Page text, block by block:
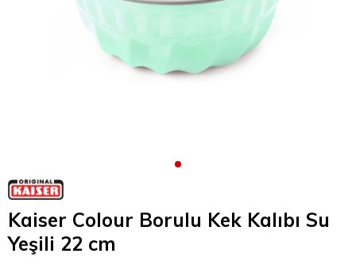
Kaiser Colour Borulu Kek Kalıbı Su
Yeşili 22 cm